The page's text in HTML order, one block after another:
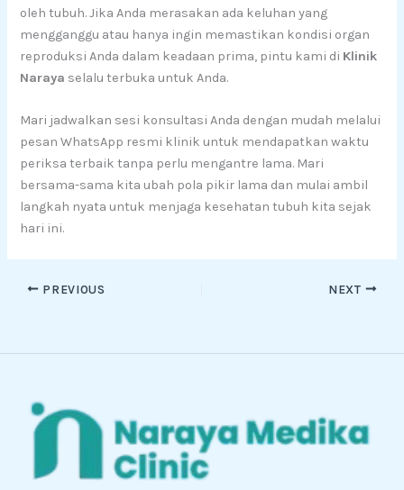
oleh tubuh. Jika Anda merasakan ada keluhan yang
mengganggu atau hanya ingin memastikan kondisi organ
reproduksi Anda dalam keadaan prima, pintu kami di Klinik
Naraya selalu terbuka untuk Anda.
Mari jadwalkan sesi konsultasi Anda dengan mudah melalui
pesan WhatsApp resmi klinik untuk mendapatkan waktu
periksa terbaik tanpa perlu mengantre lama. Mari
bersama-sama kita ubah pola pikir lama dan mulai ambil
langkah nyata untuk menjaga kesehatan tubuh kita sejak
hari ini.
PREVIOUS NEXT